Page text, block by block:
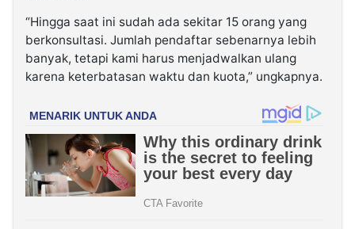
“Hingga saat ini sudah ada sekitar 15 orang yang
berkonsultasi. Jumlah pendaftar sebenarnya lebih
banyak, tetapi kami harus menjadwalkan ulang
karena keterbatasan waktu dan kuota,” ungkapnya.